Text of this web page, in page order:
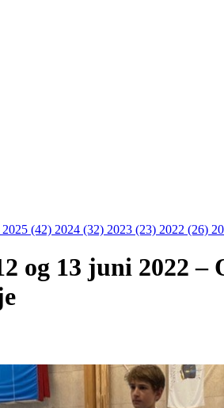
2025 (42) 2024 (32) 2023 (23) 2022 (26)
og 13 juni 2022 –